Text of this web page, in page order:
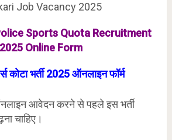
Job Vacancy 2025
Sports Quota Recruitment
2025 Online Form
कोटा भर्ती 2025 ऑनलाइन फॉर्म
आवेदन करने से पहले इस भर्ती
चाहिए।